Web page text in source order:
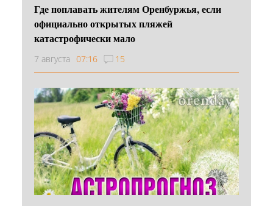
Где поплавать жителям Оренбуржья, если
официально открытых пляжей
катастрофически мало
7 августа 07:16 15